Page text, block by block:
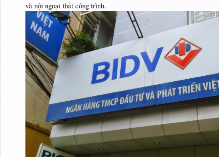
và nội ngoại thất công trình.